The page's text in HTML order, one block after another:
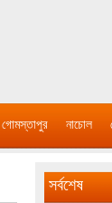
গোমস্তাপুর নাচোল
সর্বশেষ